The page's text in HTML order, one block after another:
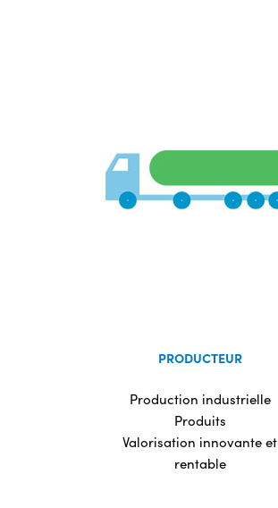
PRODUCTEUR
Production industrielle
Produits
Valorisation innovante et
rentable